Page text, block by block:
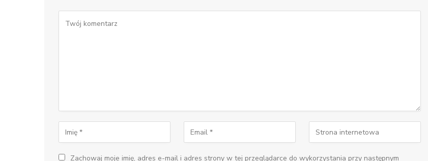
Zachowaj moje imię, adres e-mail i adres strony w tej przeglądarce do wykorzystania przy następnym